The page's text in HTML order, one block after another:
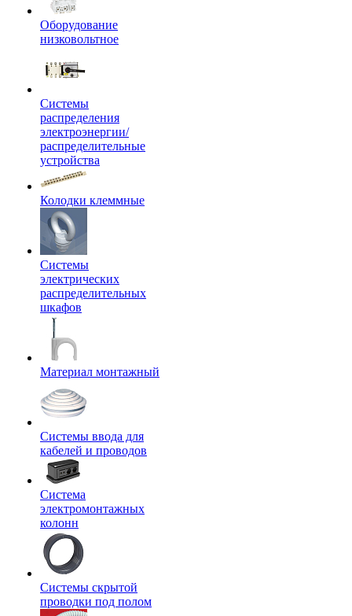
Оборудование
низковольтное
Системы
распределения
электроэнергии/
распределительные
устройства
Колодки клеммные
Системы
электрических
распределительных
шкафов
Материал монтажный
Системы ввода для
кабелей и проводов
Система
электромонтажных
колонн
Системы скрытой
проводки под полом